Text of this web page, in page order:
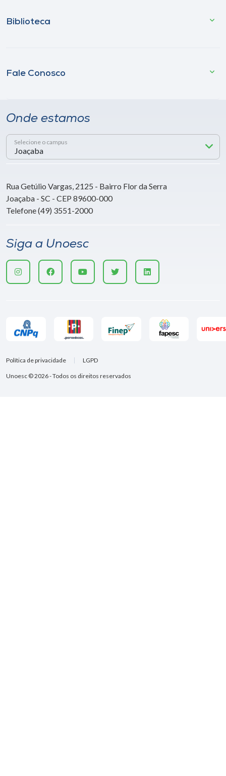
Biblioteca
Fale Conosco
Onde estamos
Selecione o campus
Rua Getúlio Vargas, 2125 - Bairro Flor da Serra
Joaçaba - SC - CEP 89600-000
Telefone (49) 3551-2000
Siga a Unoesc
Unoesc © 2026 - Todos os direitos reservados
Política de privacidade LGPD